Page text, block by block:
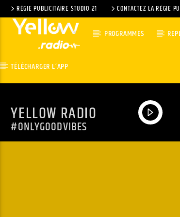
RÉGIE PUBLICITAIRE STUDIO 21 CONTACTEZ LA RÉGIE
PROGRAMMES
TÉLÉCHARGER L’APP
YELLOW RADIO
#ONLYGOODVIBES